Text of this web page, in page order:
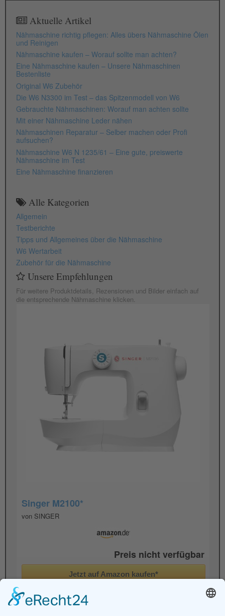
Aktuelle Artikel
Nähmaschine richtig pflegen: Alles übers Nähmaschine Ölen
und Reinigen
Nähmaschine kaufen – Worauf sollte man achten?
Eine Nähmaschine kaufen – Unsere Nähmaschinen
Bestenliste
Original W6 Zubehör
Die W6 N3300 im Test – das Spitzenmodell von W6
Gebrauchte Nähmaschinen: Worauf man achten sollte
Mit einer Nähmaschine Leder nähen
Nähmaschinen Reparatur – Selber machen oder Profi
aufsuchen?
Nähmaschine W6 N 1235/61 – Eine gute, preiswerte
Nähmaschine im Test
Eine Nähmaschine finanzieren
Alle Kategorien
Allgemein
Testberichte
Tipps und Allgemeines über die Nähmaschine
W6 Wertarbeit
Zubehör für die Nähmaschine
Unsere Empfehlungen
Für weitere Produktdetails, Rezensionen und Bilder einfach auf
die entsprechende Nähmaschine klicken.
Singer M2100*
von SINGER
Preis nicht verfügbar
Jetzt auf Amazon kaufen*
Preis inkl. MwSt., zzgl. Versandkosten
Aktualisiert am 5. August 2026 um 22:45. Alle Angaben